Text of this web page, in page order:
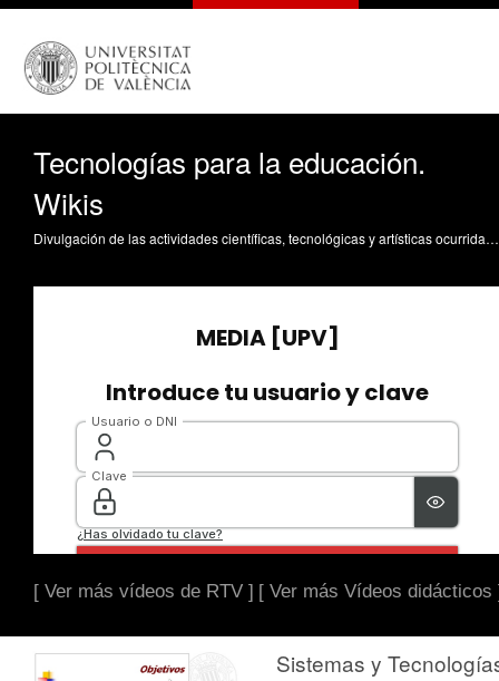
Tecnologías para la educación.
Wikis
Divulgación de las actividades científicas, tecnológicas y artísticas ocurridas en los tres campus de la UPV
[ Ver más vídeos de RTV ] [ Ver más Vídeos didácticos
Sistemas y